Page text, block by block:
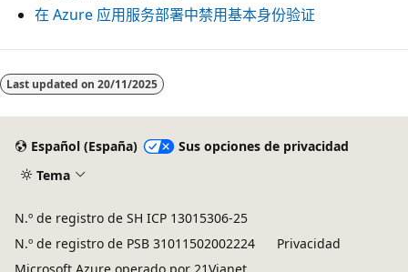
在 Azure 应用服务部署中禁用基本身份验证
Last updated on 20/11/2025
Español (España)
Sus opciones de privacidad
Tema
N.º de registro de SH ICP 13015306-25
N.º de registro de PSB 31011502002224
Privacidad